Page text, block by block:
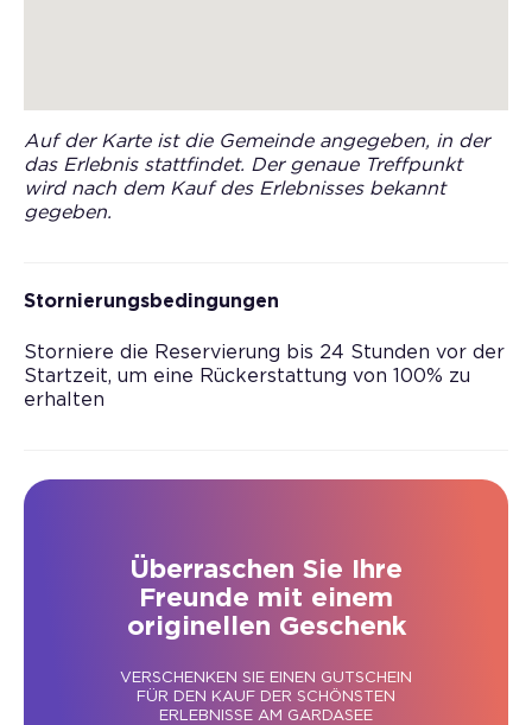
Auf der Karte ist die Gemeinde angegeben, in der
das Erlebnis stattfindet. Der genaue Treffpunkt
wird nach dem Kauf des Erlebnisses bekannt
gegeben.
Stornierungsbedingungen
Storniere die Reservierung bis 24 Stunden vor der
Startzeit, um eine Rückerstattung von 100% zu
erhalten
Überraschen Sie Ihre
Freunde mit einem
originellen Geschenk
VERSCHENKEN SIE EINEN GUTSCHEIN
FÜR DEN KAUF DER SCHÖNSTEN
ERLEBNISSE AM GARDASEE